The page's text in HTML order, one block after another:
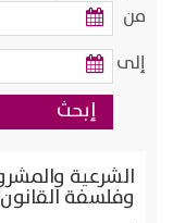
من
إلى
الشرعية
وفلسفة